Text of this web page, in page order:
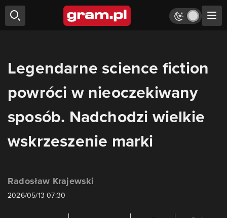
Legendarne science fiction
powróci w nieoczekiwany
sposób. Nadchodzi wielkie
wskrzeszenie marki
Radosław Krajewski
2026/05/13 07:30